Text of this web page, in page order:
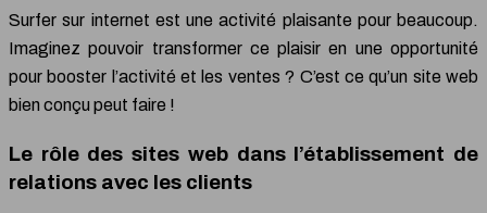
Surfer sur internet est une activité plaisante pour beaucoup.
Imaginez pouvoir transformer ce plaisir en une opportunité
pour booster l’activité et les ventes ? C’est ce qu’un site web
bien conçu peut faire !
Le rôle des sites web dans l’établissement de
relations avec les clients